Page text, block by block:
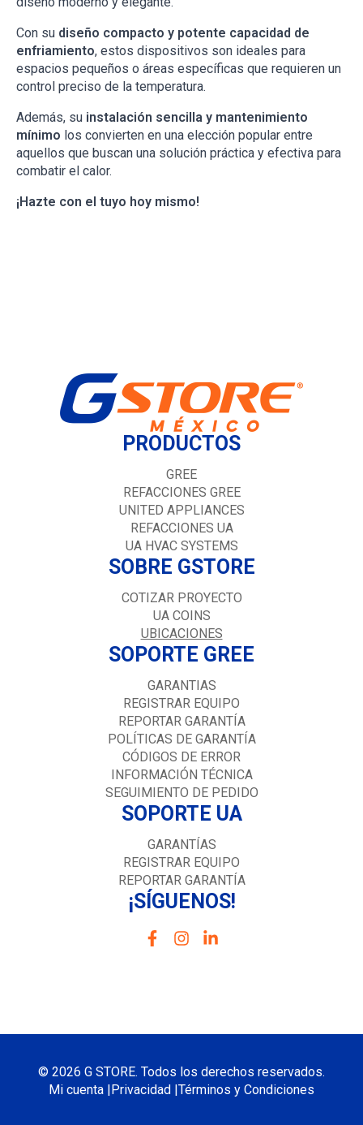
Con su diseño compacto y potente capacidad de
enfriamiento, estos dispositivos son ideales para
espacios pequeños o áreas específicas que requieren un
control preciso de la temperatura.
Además, su instalación sencilla y mantenimiento
mínimo los convierten en una elección popular entre
aquellos que buscan una solución práctica y efectiva para
combatir el calor.
¡Hazte con el tuyo hoy mismo!
PRODUCTOS
GREE
REFACCIONES GREE
UNITED APPLIANCES
REFACCIONES UA
UA HVAC SYSTEMS
SOBRE GSTORE
COTIZAR PROYECTO
UA COINS
UBICACIONES
SOPORTE GREE
GARANTIAS
REGISTRAR EQUIPO
REPORTAR GARANTÍA
POLÍTICAS DE GARANTÍA
CÓDIGOS DE ERROR
INFORMACIÓN TÉCNICA
SEGUIMIENTO DE PEDIDO
SOPORTE UA
GARANTÍAS
REGISTRAR EQUIPO
REPORTAR GARANTÍA
¡SÍGUENOS!
© 2026 G STORE. Todos los derechos reservados.
Mi cuenta |Privacidad |Términos y Condiciones